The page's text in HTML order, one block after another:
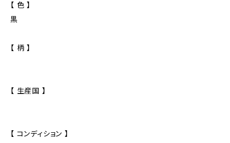
【 色 】
黒
【 柄 】
【 生産国 】
【 コンディション 】